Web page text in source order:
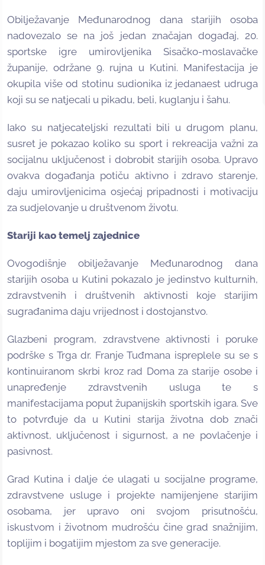
Obilježavanje Međunarodnog dana starijih osoba
nadovezalo se na još jedan značajan događaj, 20.
sportske igre umirovljenika Sisačko-moslavačke
županije, održane 9. rujna u Kutini. Manifestacija je
okupila više od stotinu sudionika iz jedanaest udruga
koji su se natjecali u pikadu, beli, kuglanju i šahu.
Iako su natjecateljski rezultati bili u drugom planu,
susret je pokazao koliko su sport i rekreacija važni za
socijalnu uključenost i dobrobit starijih osoba. Upravo
ovakva događanja potiču aktivno i zdravo starenje,
daju umirovljenicima osjećaj pripadnosti i motivaciju
za sudjelovanje u društvenom životu.
Stariji kao temelj zajednice
Ovogodišnje obilježavanje Međunarodnog dana
starijih osoba u Kutini pokazalo je jedinstvo kulturnih,
zdravstvenih i društvenih aktivnosti koje starijim
sugrađanima daju vrijednost i dostojanstvo.
Glazbeni program, zdravstvene aktivnosti i poruke
podrške s Trga dr. Franje Tuđmana ispreplele su se s
kontinuiranom skrbi kroz rad Doma za starije osobe i
unapređenje zdravstvenih usluga te s
manifestacijama poput županijskih sportskih igara. Sve
to potvrđuje da u Kutini starija životna dob znači
aktivnost, uključenost i sigurnost, a ne povlačenje i
pasivnost.
Grad Kutina i dalje će ulagati u socijalne programe,
zdravstvene usluge i projekte namijenjene starijim
osobama, jer upravo oni svojom prisutnošću,
iskustvom i životnom mudrošću čine grad snažnijim,
toplijim i bogatijim mjestom za sve generacije.